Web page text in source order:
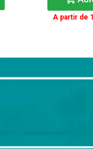
A partir de